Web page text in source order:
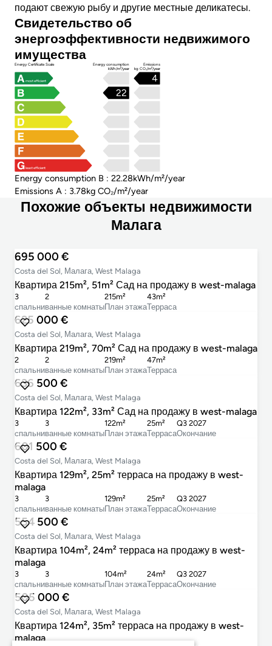
подают свежую рыбу и другие местные деликатесы.
Свидетельство об
энергоэффективности недвижимого
имущества
Energy Certificate Scale
Energy consumption
kWh/m²/year
Emissions
kg CO₂/m²/year
most efficient
least efficient
4
22
Energy consumption B : 22.28kWh/m²/year
Emissions A : 3.78kg CO₂/m²/year
Похожие объекты недвижимости
Малага
695 000 €
Costa del Sol, Малага, West Malaga
Квартира 215m², 51m² Сад на продажу в west-malaga
cпальни
3
ванные комнаты
2
План этажа
215m²
Терраса
43m²
625 000 €
Costa del Sol, Малага, West Malaga
Квартира 219m², 70m² Сад на продажу в west-malaga
cпальни
2
ванные комнаты
2
План этажа
219m²
Терраса
47m²
636 500 €
Costa del Sol, Малага, West Malaga
Квартира 122m², 33m² Сад на продажу в west-malaga
cпальни
3
ванные комнаты
3
План этажа
122m²
Терраса
25m²
Окончание
Q3 2027
601 500 €
Costa del Sol, Малага, West Malaga
Квартира 129m², 25m² террасa на продажу в west-
malaga
cпальни
3
ванные комнаты
3
План этажа
129m²
Терраса
25m²
Окончание
Q3 2027
554 500 €
Costa del Sol, Малага, West Malaga
Квартира 104m², 24m² террасa на продажу в west-
malaga
cпальни
3
ванные комнаты
3
План этажа
104m²
Терраса
24m²
Окончание
Q3 2027
505 000 €
Costa del Sol, Малага, West Malaga
Квартира 124m², 35m² террасa на продажу в west-
malaga